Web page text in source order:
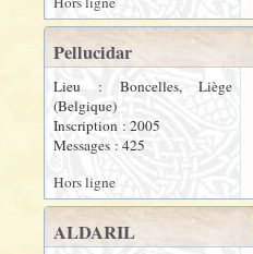
Pellucidar
Lieu : Boncelles, Liège
(Belgique)
Inscription : 2005
Messages : 425
Hors ligne
ALDARIL